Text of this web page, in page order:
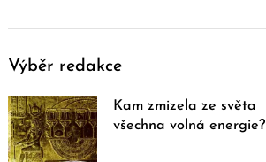
Výběr redakce
Kam zmizela ze světa
všechna volná energie?